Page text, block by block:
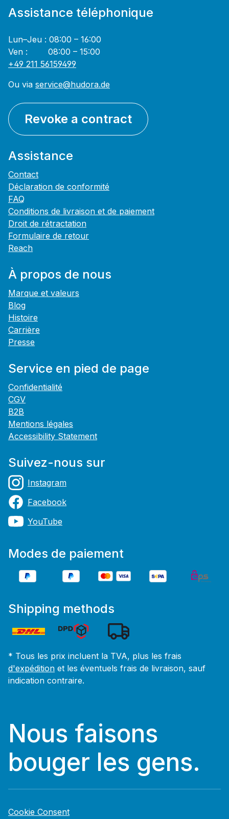
Assistance téléphonique
Lun–Jeu : 08:00 – 16:00
Ven : 08:00 – 15:00
+49 211 56159499
Ou via service@hudora.de
Revoke a contract
Assistance
Contact
Déclaration de conformité
FAQ
Conditions de livraison et de paiement
Droit de rétractation
Formulaire de retour
Reach
À propos de nous
Marque et valeurs
Blog
Histoire
Carrière
Presse
Service en pied de page
Confidentialité
CGV
B2B
Mentions légales
Accessibility Statement
Suivez-nous sur
Instagram
Facebook
YouTube
Modes de paiement
Shipping methods
* Tous les prix incluent la TVA, plus les frais
d'expédition et les éventuels frais de livraison, sauf
indication contraire.
Nous faisons
bouger les gens.
Cookie Consent